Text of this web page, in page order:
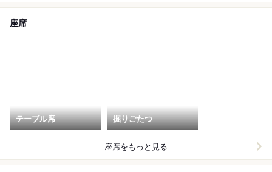
座席
テーブル席 掘りごたつ
座席をもっと見る